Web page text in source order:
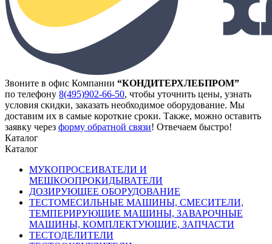
Звоните в офис Компании “КОНДИТЕРХЛЕБПРОМ”
по телефону 8(495)902-66-50, чтобы уточнить цены, узнать
условия скидки, заказать необходимое оборудование. Мы
доставим их в самые короткие сроки. Также, можно оставить
заявку через форму обратной связи! Отвечаем быстро!
Каталог
Каталог
МУКОПРОСЕИВАТЕЛИ И
МЕШКООПРОКИДЫВАТЕЛИ
ДОЗИРУЮЩЕЕ ОБОРУДОВАНИЕ
ТЕСТОМЕСИЛЬНЫЕ МАШИНЫ, СМЕСИТЕЛИ,
ТЕМПЕРИРУЮЩИЕ МАШИНЫ, ЗАВАРОЧНЫЕ
МАШИНЫ, КОМПЛЕКТУЮЩИЕ, ЗАПЧАСТИ
ТЕСТОДЕЛИТЕЛИ